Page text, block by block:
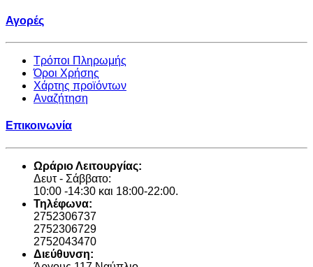
Αγορές
Τρόποι Πληρωμής
Όροι Χρήσης
Χάρτης προϊόντων
Αναζήτηση
Επικοινωνία
Ωράριο Λειτουργίας:
Δευτ - Σάββατο:
10:00 -14:30 και 18:00-22:00.
Τηλέφωνα:
2752306737
2752306729
2752043470
Διεύθυνση: